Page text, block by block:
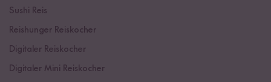
Sushi Reis
Reishunger Reiskocher
Digitaler Reiskocher
Digitaler Mini Reiskocher